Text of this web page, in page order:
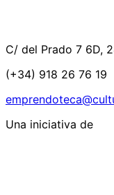
C/ del Prado 7 6D,
(+34) 918 26 76 19
Una iniciativa de